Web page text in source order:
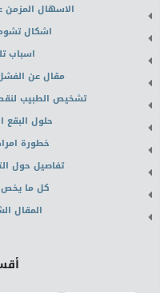
الاسهال
اشكال
اسباب
مقال عن
تشخيص الطبيب
حلول
خطورة
تفاصيل حول
كل ما يخص
المقال